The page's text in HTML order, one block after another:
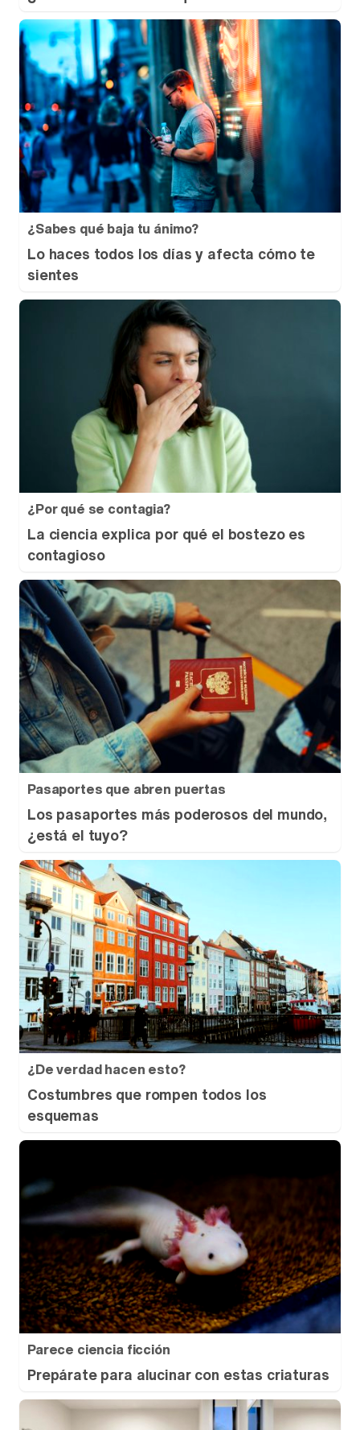
¿Sabes qué baja tu ánimo?
Lo haces todos los días y afecta cómo te
sientes
¿Por qué se contagia?
La ciencia explica por qué el bostezo es
contagioso
Pasaportes que abren puertas
Los pasaportes más poderosos del mundo,
¿está el tuyo?
¿De verdad hacen esto?
Costumbres que rompen todos los
esquemas
Parece ciencia ficción
Prepárate para alucinar con estas criaturas